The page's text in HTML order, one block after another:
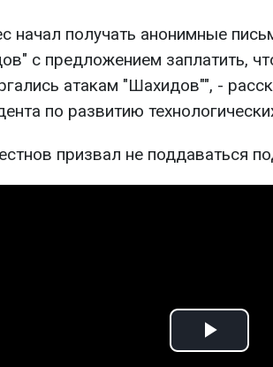
начал получать анонимные
с предложением заплатить,
атакам "Шахидов"", -
по развитию
призвал не поддаваться
Play